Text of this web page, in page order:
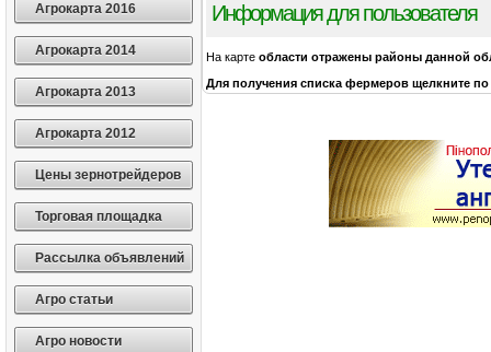
Агрокарта 2016
Агрокарта 2014
Агрокарта 2013
Агрокарта 2012
Цены зернотрейдеров
Торговая площадка
Рассылка объявлений
Агро статьи
Агро новости
Информация для пользователя
На карте области отражены районы данной
Для получения списка фермеров щелкните по